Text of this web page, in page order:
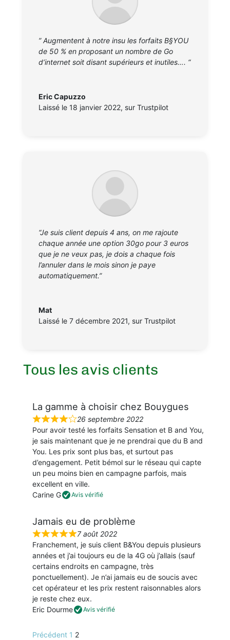
” Augmentent à notre insu les forfaits B§YOU
de 50 % en proposant un nombre de Go
d’internet soit disant supérieurs et inutiles…. “
Eric Capuzzo
Laissé le 18 janvier 2022, sur Trustpilot
“Je suis client depuis 4 ans, on me rajoute
chaque année une option 30go pour 3 euros
que je ne veux pas, je dois a chaque fois
l’annuler dans le mois sinon je paye
automatiquement.”
Mat
Laissé le 7 décembre 2021, sur Trustpilot
Tous les avis clients
La gamme à choisir chez Bouygues
N
o
t
é
4
s
u
r
26 septembre 2022
Pour avoir testé les forfaits Sensation et B and You,
je sais maintenant que je ne prendrai que du B and
You. Les prix sont plus bas, et surtout pas
d’engagement. Petit bémol sur le réseau qui capte
un peu moins bien en campagne parfois, mais
excellent en ville.
Carine G
Avis vérifié
Jamais eu de problème
N
o
t
é
5
s
u
r
7 août 2022
Franchement, je suis client B&You depuis plusieurs
années et j’ai toujours eu de la 4G où j’allais (sauf
certains endroits en campagne, très
ponctuellement). Je n’ai jamais eu de soucis avec
cet opérateur et les prix restent raisonnables alors
je reste chez eux.
Eric Dourme
Avis vérifié
Précédent Page
1 Page
2